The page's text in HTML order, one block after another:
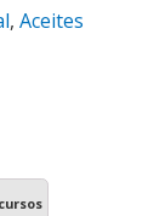
, Aceites